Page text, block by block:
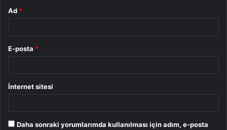
Ad *
E-posta *
İnternet sitesi
Daha sonraki yorumlarımda kullanılması için adım, e-posta